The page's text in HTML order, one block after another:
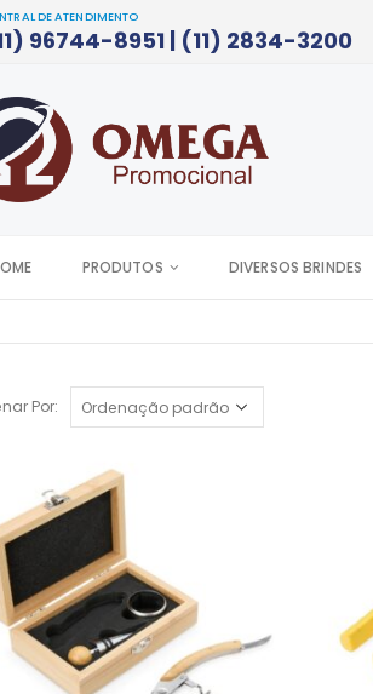
DE ATENDIMENTO
96744-8951 | (11) 2834-3200
PRODUTOS DIVERSOS BRINDES
Por: